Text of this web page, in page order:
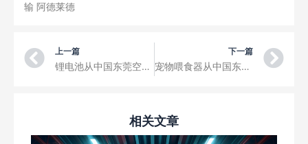
输 阿德莱德
Prev
上一篇
锂电池从中国东莞空运到卢安达机场三字代码LAD
下一篇
宠物喂食器从中国东莞空运到卡宾达机场三字代码CAB
相关文章